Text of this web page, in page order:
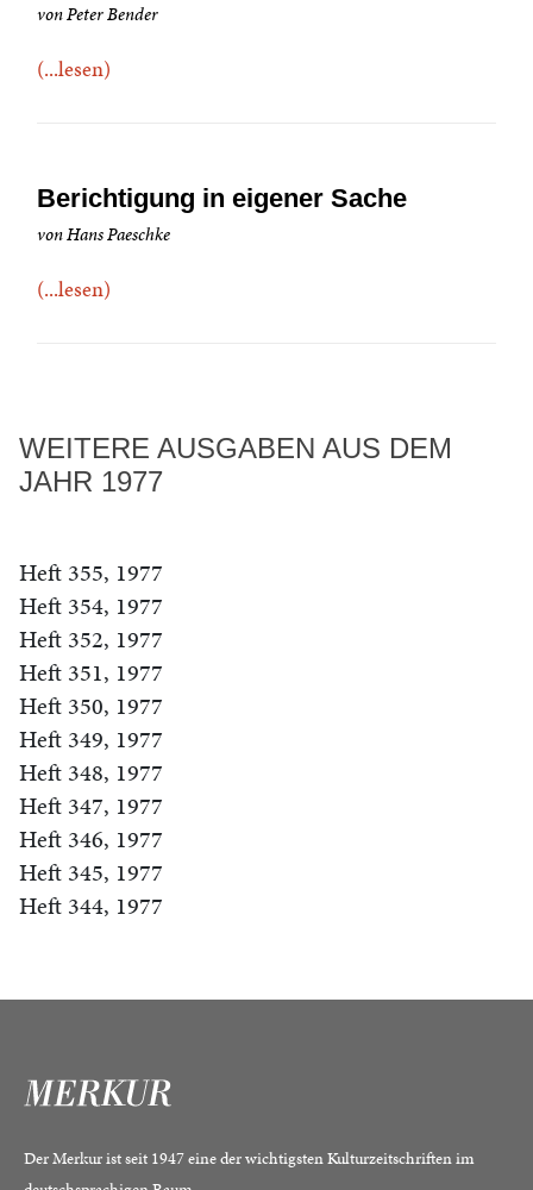
von Peter Bender
(...lesen)
Berichtigung in eigener Sache
von Hans Paeschke
(...lesen)
WEITERE AUSGABEN AUS DEM
JAHR 1977
Heft 355, 1977
Heft 354, 1977
Heft 352, 1977
Heft 351, 1977
Heft 350, 1977
Heft 349, 1977
Heft 348, 1977
Heft 347, 1977
Heft 346, 1977
Heft 345, 1977
Heft 344, 1977
Der Merkur ist seit 1947 eine der wichtigsten Kulturzeitschriften im